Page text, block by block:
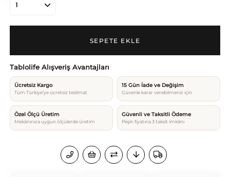
Tablolife Alışveriş Avantajları
Ücretsiz Kargo
Tüm Türkiye’ye ücretsiz teslimat
15 Gün İade ve Değişim
Güvenle karar verebilmeniz için
Özel Ölçü Üretim
Mekânınıza uygun ölçülerde üretim
Güvenli ve Taksitli Ödeme
Peşin fiyatına 3 taksit imkânı